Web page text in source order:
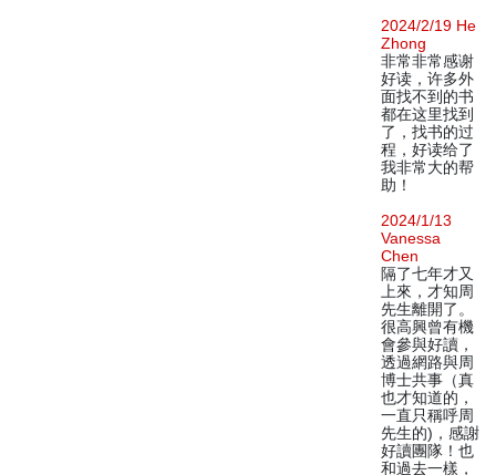
2024/2/19 He
Zhong
非常非常感谢
好读，许多外
面找不到的书
都在这里找到
了，找书的过
程，好读给了
我非常大的帮
助！
2024/1/13
Vanessa
Chen
隔了七年才又
上來，才知周
先生離開了。
很高興曾有機
會參與好讀，
透過網路與周
博士共事（真
也才知道的，
一直只稱呼周
先生的)，感謝
好讀團隊！也
和過去一樣，